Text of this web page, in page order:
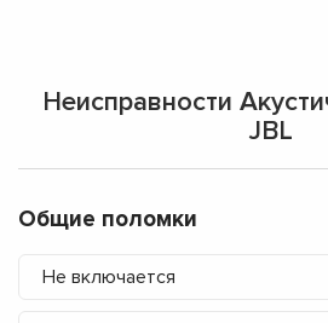
Неисправности
JBL
Общие поломки
Не включается